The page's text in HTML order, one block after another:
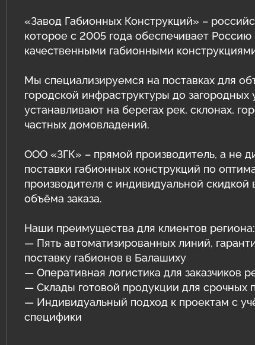
сетки
Сетка двойного кручения для
габионов
Сетка сварная оцинкованная в картах
Геоматы РЕКОН-М
Инструмент и комплектующие для
габионов
Геотехнические расчёты
Программный комплекс GEO5
Эрклёз для габионов
«Завод Габионных Конструкций» –
которое с 2005 года обеспечивает
качественными габионными
Мы специализируемся на поставках для
городской инфраструктуры до загородных
устанавливают на берегах рек, склонах,
частных домовладений.
ООО «ЗГК» – прямой производитель, а не
поставки габионных конструкций по
производителя с индивидуальной скидкой
объёма заказа.
Наши преимущества для клиентов региона:
— Пять автоматизированных линий,
поставку габионов в Балашиху
— Оперативная логистика для заказчиков
— Склады готовой продукции для срочных
— Индивидуальный подход к проектам с
специфики